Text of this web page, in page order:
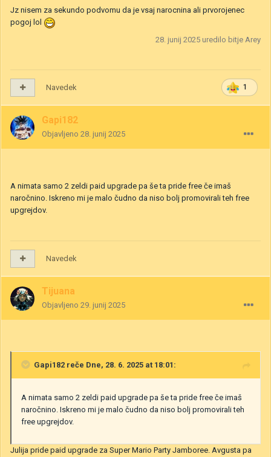
Jz nisem za sekundo podvomu da je vsaj narocnina ali prvorojenec
pogoj lol
28. junij 2025 uredilo bitje Arey
1
Navedek
Gapi182
Objavljeno 28. junij 2025
A nimata samo 2 zeldi paid upgrade pa še ta pride free če imaš
naročnino. Iskreno mi je malo čudno da niso bolj promovirali teh free
upgrejdov.
Navedek
Tijuana
Objavljeno 29. junij 2025
Gapi182 reče Dne, 28. 6. 2025 at 18:01:
A nimata samo 2 zeldi paid upgrade pa še ta pride free če imaš
naročnino. Iskreno mi je malo čudno da niso bolj promovirali teh
free upgrejdov.
Julija pride paid upgrade za Super Mario Party Jamboree. Avgusta pa